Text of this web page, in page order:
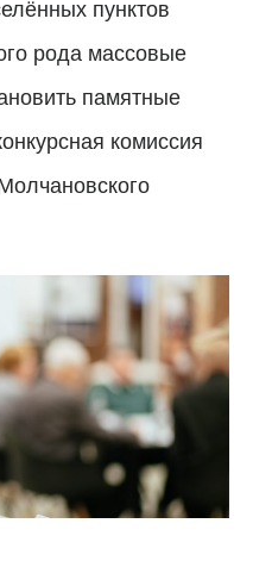
пунктов
рода массовые
памятные
комиссия